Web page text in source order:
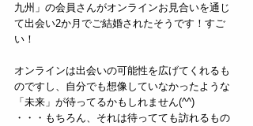
九州」の会員さんがオンラインお見合いを通じ
て出会い2か月でご結婚されたそうです！すご
い！
オンラインは出会いの可能性を広げてくれるも
のですし、自分でも想像していなかったような
「未来」が待ってるかもしれません(^^)
・・・もちろん、それは待ってても訪れるもの